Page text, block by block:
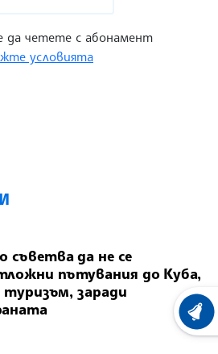
да четете с абонамент
условията
съветва да не се
пътувания до Куба,
туризъм, заради